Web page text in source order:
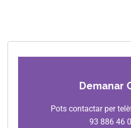
Demanar
Pots contactar per
93 886 46